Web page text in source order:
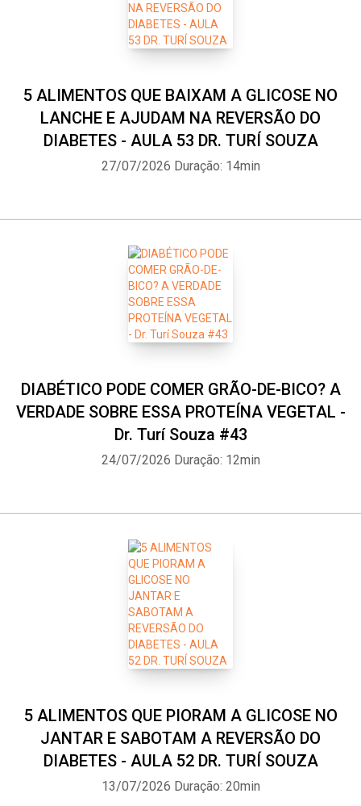
5 ALIMENTOS QUE BAIXAM A GLICOSE NO
LANCHE E AJUDAM NA REVERSÃO DO
DIABETES - AULA 53 DR. TURÍ SOUZA
27/07/2026 Duração: 14min
DIABÉTICO PODE COMER GRÃO-DE-BICO? A
VERDADE SOBRE ESSA PROTEÍNA VEGETAL -
Dr. Turí Souza #43
24/07/2026 Duração: 12min
5 ALIMENTOS QUE PIORAM A GLICOSE NO
JANTAR E SABOTAM A REVERSÃO DO
DIABETES - AULA 52 DR. TURÍ SOUZA
13/07/2026 Duração: 20min